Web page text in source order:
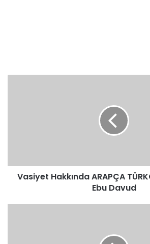
Vasiyet Hakkında ARAPÇA
Ebu Davud